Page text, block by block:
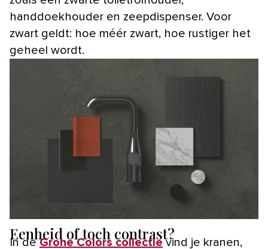
handdoekhouder en zeepdispenser. Voor
zwart geldt: hoe méér zwart, hoe rustiger het
geheel wordt.
Eenheid of toch contrast?
In deGrohe Colors collectievind je kranen,